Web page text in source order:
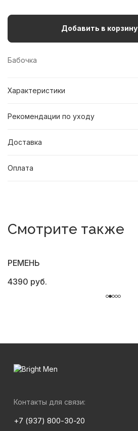
Добавить в корзину
Бабочка
Характеристики
Рекомендации по уходу
Доставка
Оплата
Смотрите также
РЕМЕНЬ
4390 руб.
Контакты для связи:
+7 (937) 800-30-20